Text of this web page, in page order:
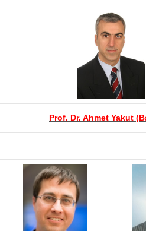
Prof. Dr. Ahmet Yakut